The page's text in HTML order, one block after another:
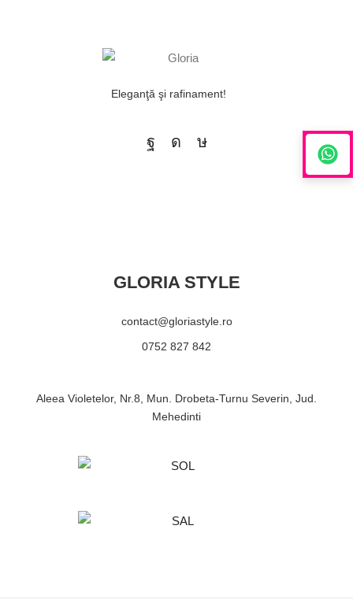
Eleganţă şi rafinament!
GLORIA STYLE
contact@gloriastyle.ro
0752 827 842
Aleea Violetelor, Nr.8, Mun. Drobeta-Turnu Severin, Jud.
Mehedinti